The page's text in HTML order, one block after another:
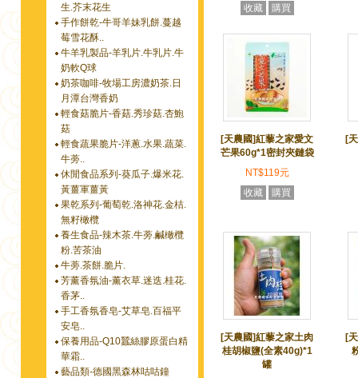
生.芥末花生
手作餅乾-牛哥羊妹乳餅.蔓越
莓雪花酥..
牛羊乳製品-羊乳片.牛乳片.牛
奶軟Q球
奶茶咖啡-牧場工房濃奶茶.日
月潭台灣香奶
輕食菇脆片-香菇.秀珍菇.杏鮑
菇
輕食蔬果脆片-洋蔥.水果.蔬菜.
牛蒡..
休閒食品系列-葵瓜子.爆米花.
黃薑軍薑黃
果乾系列-葡萄乾.洛神花.金桔.
無籽橄欖
養生食品-辣木茶.牛蒡.鹹橄欖
粉.苦茶油
牛蒡.茶餅.脆片.
芳薰香氛油-薰衣草.迷迭.桂花.
香茅..
手工香氛香皂-艾草皂.百福平
安皂..
保養用品-Q10蠶絲膠原蛋白精
華霜..
藝品類-德國黑森林咕咕鐘
收藏
購買
[天農國]紅藜之家愛文
芒果60g*1密封夾鏈袋
NT$119元
收藏
購買
[
[天農國]紅藜之家土肉
桂胡椒鹽(全素40g)*1
罐
[